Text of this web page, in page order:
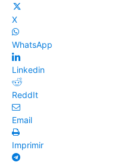
X
WhatsApp
Linkedin
ReddIt
Email
Imprimir